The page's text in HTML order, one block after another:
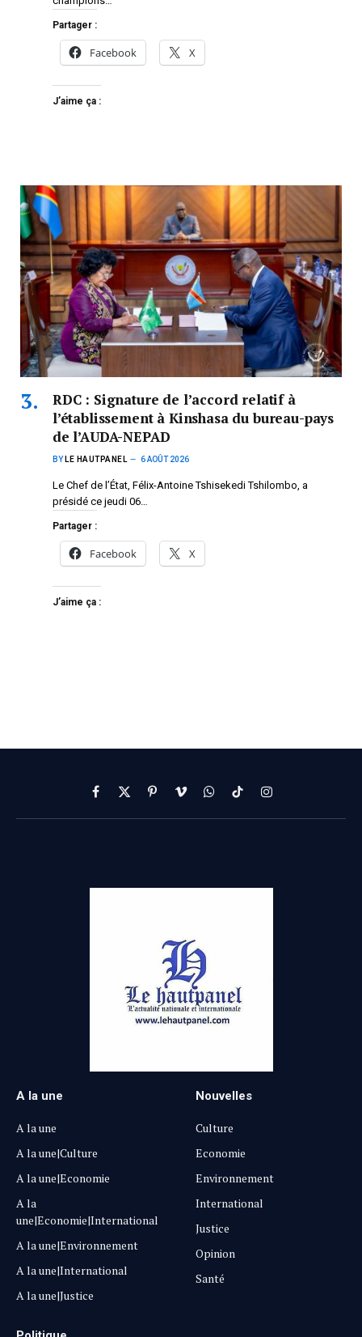
Partager :
Facebook X
J’aime ça :
RDC : Signature de l’accord relatif à
l’établissement à Kinshasa du bureau-pays
de l’AUDA-NEPAD
BY LE HAUTPANEL 6 AOÛT 2026
Le Chef de l’État, Félix-Antoine Tshisekedi Tshilombo, a
présidé ce jeudi 06…
Partager :
Facebook X
J’aime ça :
Facebook
X
(Twitter)
PinterestVimeoWhatsApp
TikTokInstagram
A la une
A la une
A la une|Culture
A la une|Economie
A la
une|Economie|International
A la une|Environnement
A la une|International
A la une|Justice
Nouvelles
Culture
Economie
Environnement
International
Justice
Opinion
Santé